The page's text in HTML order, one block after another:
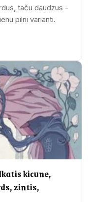
taču daudzus -
pilni varianti.
kicune,
zintis,